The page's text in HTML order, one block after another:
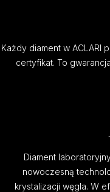
Każdy diament w ACLARI
certyfikat. To
Diament
nowoczesną
krystalizacji węgla. W